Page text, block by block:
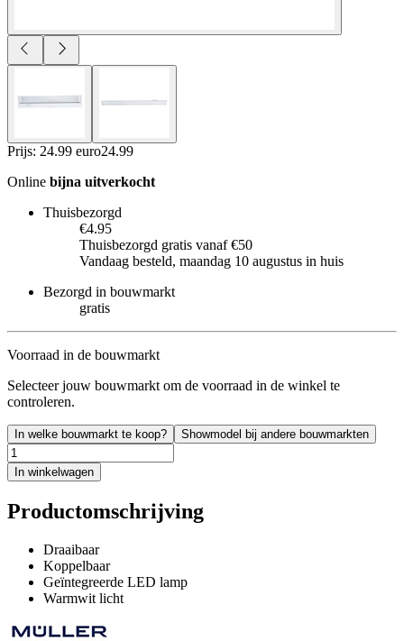
Prijs: 24.99 euro24.99
Online bijna uitverkocht
Thuisbezorgd
€4.95
Thuisbezorgd gratis vanaf €50
Vandaag besteld, maandag 10 augustus in huis
Bezorgd in bouwmarkt
gratis
Voorraad in de bouwmarkt
Selecteer jouw bouwmarkt om de voorraad in de winkel te
controleren.
In welke bouwmarkt te koop? Showmodel bij andere bouwmarkten
In winkelwagen
Productomschrijving
Draaibaar
Koppelbaar
Geïntegreerde LED lamp
Warmwit licht